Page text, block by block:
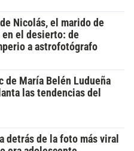
Nicolás, el marido de
en el desierto: de
a astrofotógrafo
de María Belén Ludueña
las tendencias del
detrás de la foto más viral